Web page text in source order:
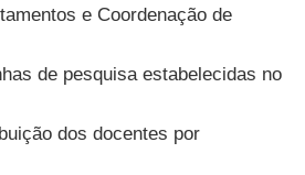
e Coordenação de
de pesquisa estabelecidas no
dos docentes por